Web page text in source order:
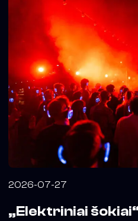
2026-07-27
„Elektriniai